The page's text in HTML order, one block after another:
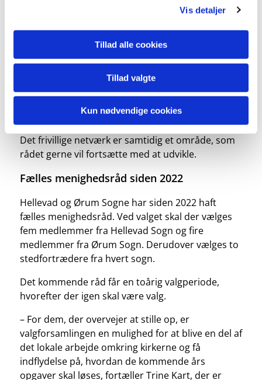
Vis detaljer
Tillad alle cookies
Tillad valgte
Kun nødvendige cookies
I Hellevad og Ørum er der blandt andet mange
kulturbegivenheder som kirkekoncerter,
sangarrangementer og foredragsaftener – og
flere af arrangementerne afholdes i samarbejde
med byens foreninger. Menighedsrådet er med til
at facilitere arrangementerne, mens en række
Det frivillige netværk er samtidig et område, som
rådet gerne vil fortsætte med at udvikle.
Fælles menighedsråd siden 2022
Hellevad og Ørum Sogne har siden 2022 haft
fælles menighedsråd. Ved valget skal der vælges
fem medlemmer fra Hellevad Sogn og fire
medlemmer fra Ørum Sogn. Derudover vælges to
stedfortrædere fra hvert sogn.
Det kommende råd får en toårig valgperiode,
hvorefter der igen skal være valg.
– For dem, der overvejer at stille op, er
valgforsamlingen en mulighed for at blive en del af
det lokale arbejde omkring kirkerne og få
indflydelse på, hvordan de kommende års
opgaver skal løses, fortæller Trine Kart, der er